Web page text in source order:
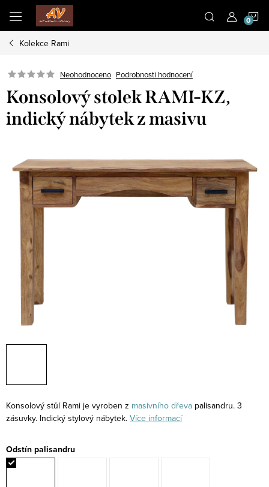
obsah
Kolekce Rami
Neohodnoceno Podrobnosti hodnocení
Konsolový stolek RAMI-KZ,
indický nábytek z masivu
Konsolový stůl Rami je vyroben z masivního dřeva palisandru. 3
zásuvky. Indický stylový nábytek. Více informací
Odstín palisandru